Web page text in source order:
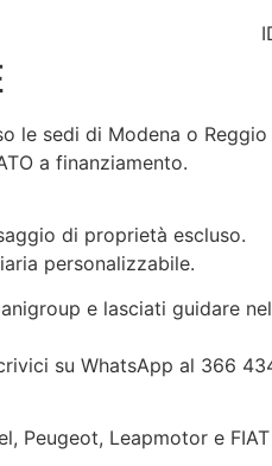
le sedi di Modena o
a finanziamento.
di proprietà escluso.
personalizzabile.
e lasciati guidare
su WhatsApp al 366
Peugeot, Leapmotor e